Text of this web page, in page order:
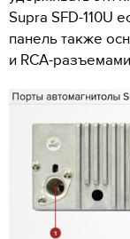
Supra SFD-110U
панель также
и RCA-